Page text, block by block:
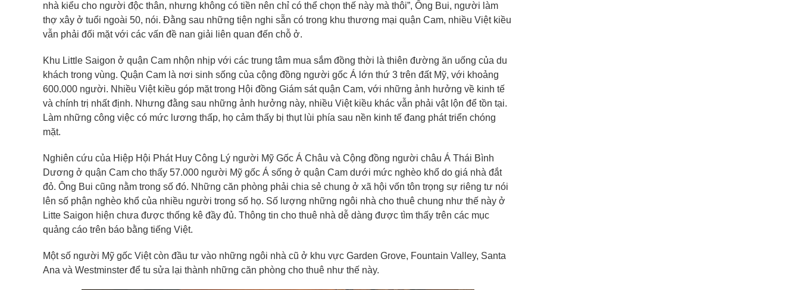
nhà kiểu cho người độc thân, nhưng không có tiền nên chỉ có thể chọn thế này mà thôi”, Ông Bui, người làm
thợ xây ở tuổi ngoài 50, nói. Đằng sau những tiện nghi sẵn có trong khu thương mại quận Cam, nhiều Việt kiều
vẫn phải đối mặt với các vấn đề nan giải liên quan đến chỗ ở.
Khu Little Saigon ở quận Cam nhộn nhịp với các trung tâm mua sắm đồng thời là thiên đường ăn uống của du
khách trong vùng. Quận Cam là nơi sinh sống của cộng đồng người gốc Á lớn thứ 3 trên đất Mỹ, với khoảng
600.000 người. Nhiều Việt kiều góp mặt trong Hội đồng Giám sát quận Cam, với những ảnh hưởng về kinh tế
và chính trị nhất định. Nhưng đằng sau những ảnh hưởng này, nhiều Việt kiều khác vẫn phải vật lộn để tồn tại.
Làm những công việc có mức lương thấp, họ cảm thấy bị thụt lùi phía sau nền kinh tế đang phát triển chóng
mặt.
Nghiên cứu của Hiệp Hội Phát Huy Công Lý người Mỹ Gốc Á Châu và Cộng đồng người châu Á Thái Bình
Dương ở quận Cam cho thấy 57.000 người Mỹ gốc Á sống ở quận Cam dưới mức nghèo khổ do giá nhà đắt
đỏ. Ông Bui cũng nằm trong số đó. Những căn phòng phải chia sẻ chung ở xã hội vốn tôn trọng sự riêng tư nói
lên số phận nghèo khổ của nhiều người trong số họ. Số lượng những ngôi nhà cho thuê chung như thế này ở
Litte Saigon hiện chưa được thống kê đầy đủ. Thông tin cho thuê nhà dễ dàng được tìm thấy trên các mục
quảng cáo trên báo bằng tiếng Việt.
Một số người Mỹ gốc Việt còn đầu tư vào những ngôi nhà cũ ở khu vực Garden Grove, Fountain Valley, Santa
Ana và Westminster để tu sửa lại thành những căn phòng cho thuê như thế này.